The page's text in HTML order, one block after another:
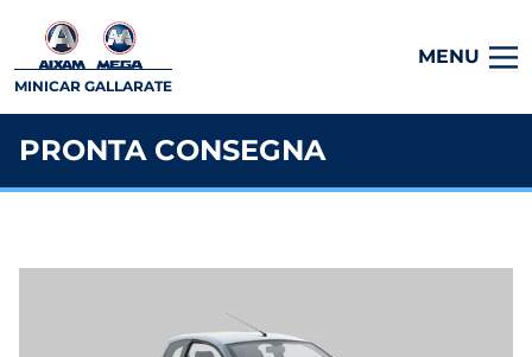
MINICAR GALLARATE
MENU
PRONTA CONSEGNA